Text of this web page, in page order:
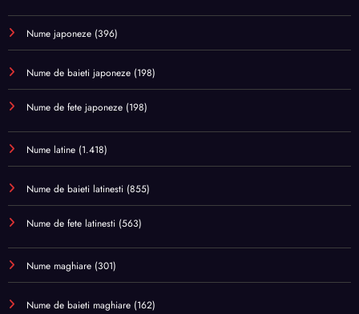
Nume japoneze (396)
Nume de baieti japoneze (198)
Nume de fete japoneze (198)
Nume latine (1.418)
Nume de baieti latinesti (855)
Nume de fete latinesti (563)
Nume maghiare (301)
Nume de baieti maghiare (162)